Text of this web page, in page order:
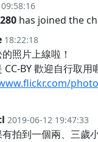
09:58:16
has joined the
18:22:18
照片上線啦！
CC-BY 歡迎自行取用
2019-06-12 19:47:33
拍到一個兩、三歲